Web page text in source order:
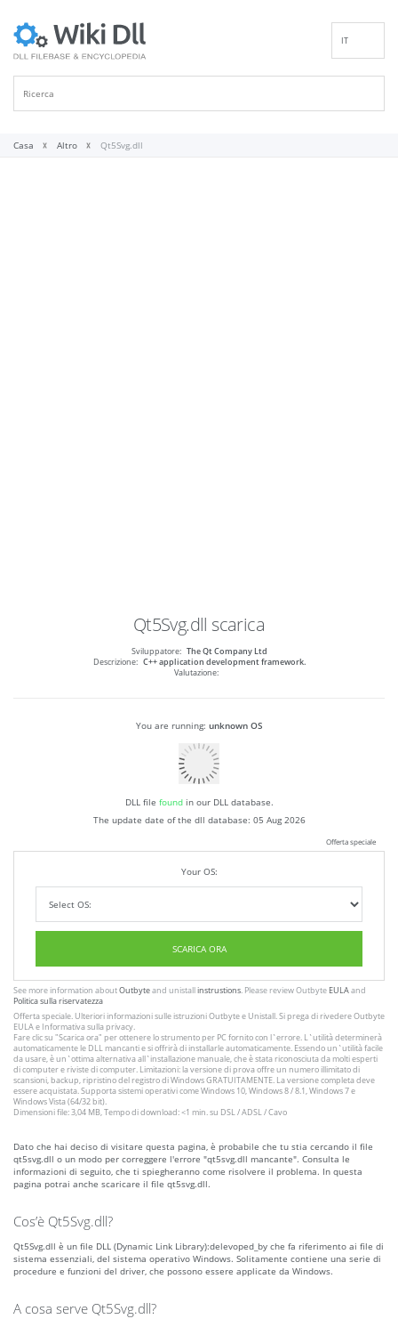
IT
Casa Altro Qt5Svg.dll
Qt5Svg.dll scarica
Sviluppatore: The Qt Company Ltd
Descrizione: C++ application development framework.
Valutazione:
You are running: unknown OS
DLL file foundin our DLL database.
The update date of the dll database: 05 Aug 2026
Offerta speciale
Your OS:
SCARICA ORA
See more information aboutOutbyteand unistallinstrustions. Please review Outbyte EULAand
Politica sulla riservatezza
Offerta speciale. Ulteriori informazioni sulle istruzioniOutbytee Unistall. Si prega di rivedere Outbyte
EULAe Informativa sulla privacy.
Fare clic su "Scarica ora" per ottenere lo strumento per PC fornito con l`errore. L`utilità determinerà
automaticamente le DLL mancanti e si offrirà di installarle automaticamente. Essendo un`utilità facile
da usare, è un`ottima alternativa all`installazione manuale, che è stata riconosciuta da molti esperti
di computer e riviste di computer. Limitazioni: la versione di prova offre un numero illimitato di
scansioni, backup, ripristino del registro di Windows GRATUITAMENTE. La versione completa deve
essere acquistata. Supporta sistemi operativi come Windows 10, Windows 8 / 8.1, Windows 7 e
Windows Vista (64/32 bit).
Dimensioni file: 3,04 MB, Tempo di download: <1 min. su DSL / ADSL / Cavo
Dato che hai deciso di visitare questa pagina, è probabile che tu stia cercando il file
qt5svg.dll o un modo per correggere l'errore "qt5svg.dll mancante". Consulta le
informazioni di seguito, che ti spiegheranno come risolvere il problema. In questa
pagina potrai anche scaricare il file qt5svg.dll.
Cos’è Qt5Svg.dll?
Qt5Svg.dll è un file DLL (Dynamic Link Library):delevoped_by che fa riferimento ai file di
sistema essenziali, del sistema operativo Windows. Solitamente contiene una serie di
procedure e funzioni del driver, che possono essere applicate da Windows.
A cosa serve Qt5Svg.dll?